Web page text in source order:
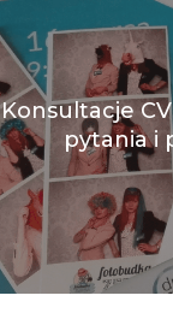
Konsultacje
pytania i